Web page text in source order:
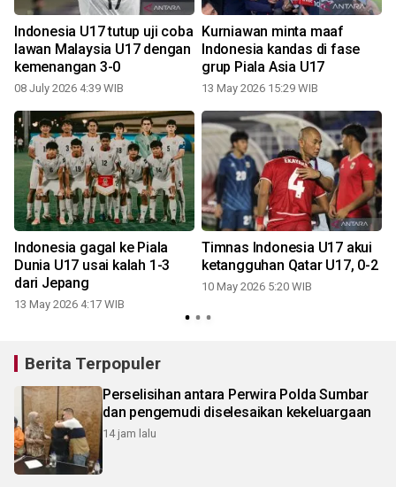
Indonesia U17 tutup uji coba
lawan Malaysia U17 dengan
kemenangan 3-0
08 July 2026 4:39 WIB
Kurniawan minta maaf
Indonesia kandas di fase
grup Piala Asia U17
13 May 2026 15:29 WIB
Indonesia gagal ke Piala
Dunia U17 usai kalah 1-3
dari Jepang
13 May 2026 4:17 WIB
Timnas Indonesia U17 akui
ketangguhan Qatar U17, 0-2
10 May 2026 5:20 WIB
Berita Terpopuler
Perselisihan antara Perwira Polda Sumbar
dan pengemudi diselesaikan kekeluargaan
14 jam lalu